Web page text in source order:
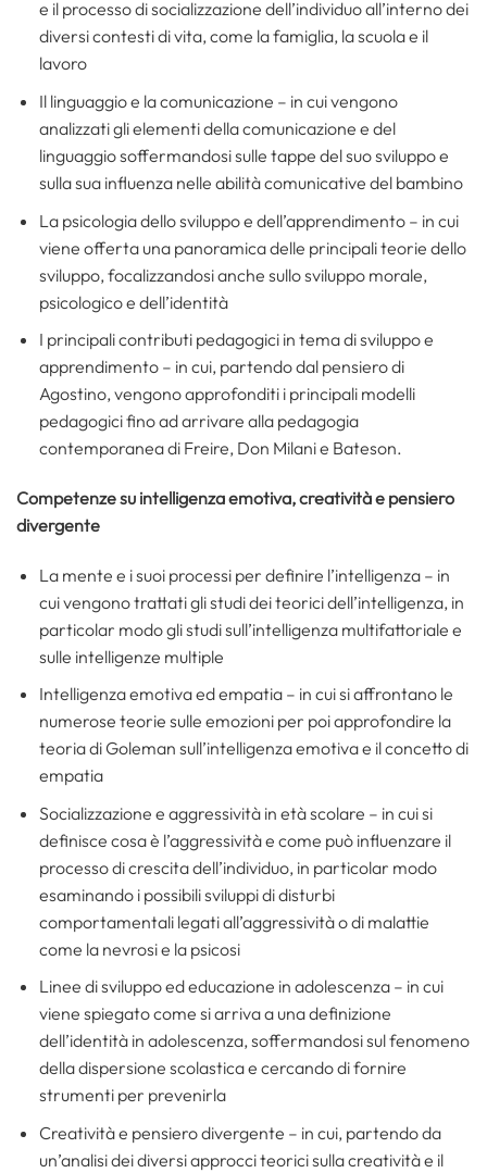
e il processo di socializzazione dell’individuo all’interno dei
diversi contesti di vita, come la famiglia, la scuola e il
lavoro
Il linguaggio e la comunicazione – in cui vengono
analizzati gli elementi della comunicazione e del
linguaggio soffermandosi sulle tappe del suo sviluppo e
sulla sua influenza nelle abilità comunicative del bambino
La psicologia dello sviluppo e dell’apprendimento – in cui
viene offerta una panoramica delle principali teorie dello
sviluppo, focalizzandosi anche sullo sviluppo morale,
psicologico e dell’identità
I principali contributi pedagogici in tema di sviluppo e
apprendimento – in cui, partendo dal pensiero di
Agostino, vengono approfonditi i principali modelli
pedagogici fino ad arrivare alla pedagogia
contemporanea di Freire, Don Milani e Bateson.
Competenze su intelligenza emotiva, creatività e pensiero
divergente
La mente e i suoi processi per definire l’intelligenza – in
cui vengono trattati gli studi dei teorici dell’intelligenza, in
particolar modo gli studi sull’intelligenza multifattoriale e
sulle intelligenze multiple
Intelligenza emotiva ed empatia – in cui si affrontano le
numerose teorie sulle emozioni per poi approfondire la
teoria di Goleman sull’intelligenza emotiva e il concetto di
empatia
Socializzazione e aggressività in età scolare – in cui si
definisce cosa è l’aggressività e come può influenzare il
processo di crescita dell’individuo, in particolar modo
esaminando i possibili sviluppi di disturbi
comportamentali legati all’aggressività o di malattie
come la nevrosi e la psicosi
Linee di sviluppo ed educazione in adolescenza – in cui
viene spiegato come si arriva a una definizione
dell’identità in adolescenza, soffermandosi sul fenomeno
della dispersione scolastica e cercando di fornire
strumenti per prevenirla
Creatività e pensiero divergente – in cui, partendo da
un’analisi dei diversi approcci teorici sulla creatività e il